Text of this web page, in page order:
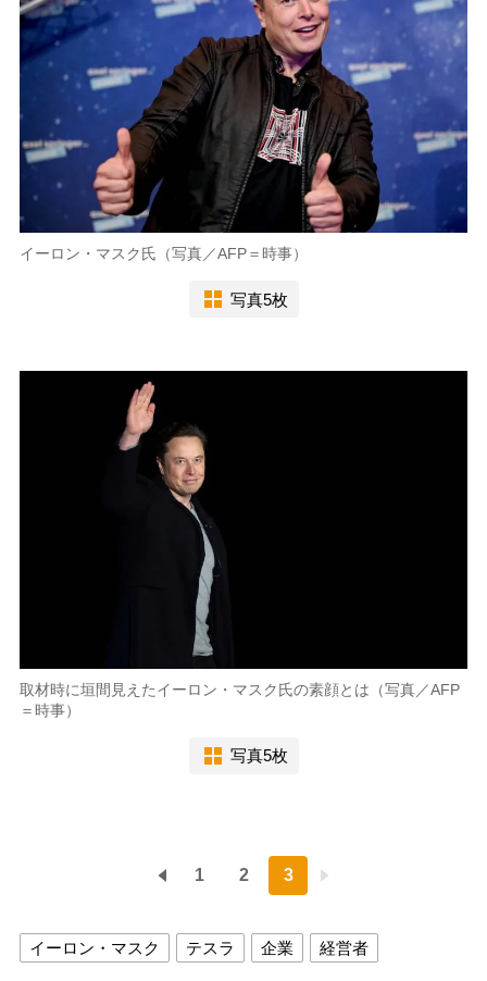
イーロン・マスク氏（写真／AFP＝時事）
写真5枚
取材時に垣間見えたイーロン・マスク氏の素顔とは（写真／AFP
＝時事）
写真5枚
1 2 3
イーロン・マスク テスラ 企業 経営者